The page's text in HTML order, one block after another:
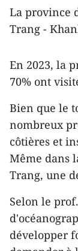
La province
Trang -
En 2023, la
70% ont
Bien que le
nombreux
côtières et
Même dans
Trang, une
Selon le
développer